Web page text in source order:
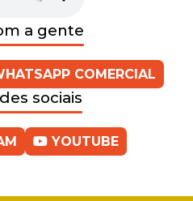
a gente
COMERCIAL
sociais
YOUTUBE